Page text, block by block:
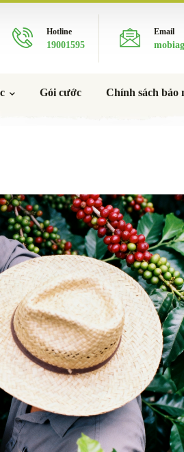
Hotline
19001595
Email
Gói cước Chính sách bảo